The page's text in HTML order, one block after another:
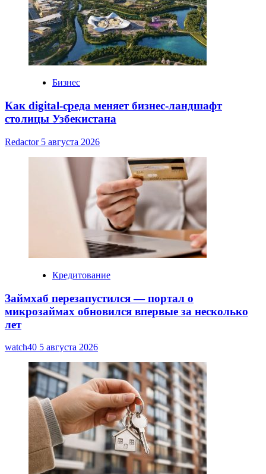
Бизнес
Как digital-среда меняет бизнес-ландшафт
столицы Узбекистана
Redactor 5 августа 2026
Кредитование
Займхаб перезапустился — портал о
микрозаймах обновился впервые за несколько
лет
watch40 5 августа 2026